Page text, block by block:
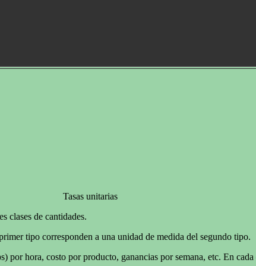
Tasas unitarias
clases de cantidades.
tipo corresponden a una unidad de medida del segundo tipo.
por hora, costo por producto, ganancias por semana, etc. En